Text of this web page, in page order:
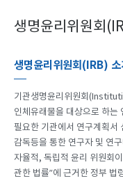
생명윤리위원회
생명윤리위원회(IRB) 소
기관생명윤리위원회
인체유래물을 대상으로 하는
필요한 기관에서 연구계획서
감독등을 통한 연구자 및 연
자율적, 독립적 윤리 위원회
관한 법률”에 근거한 정부 법